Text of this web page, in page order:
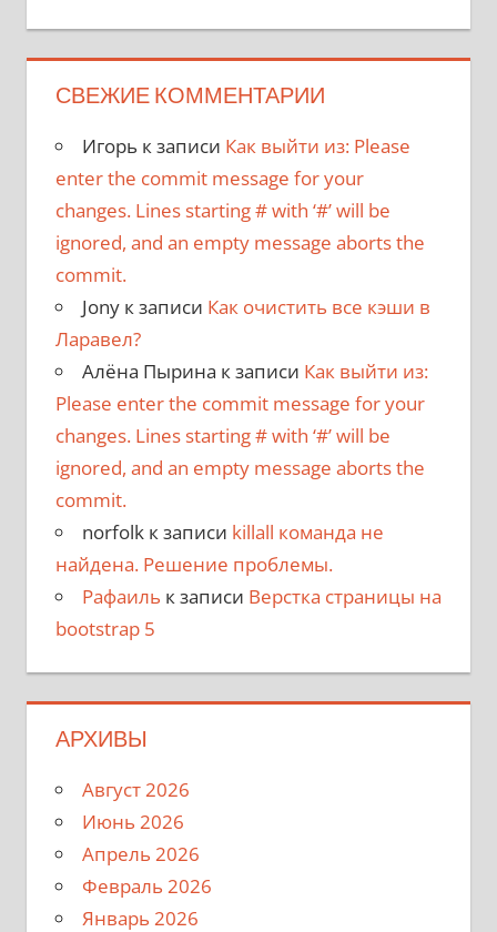
СВЕЖИЕ КОММЕНТАРИИ
Игорь к записи Как выйти из: Please
enter the commit message for your
changes. Lines starting # with ‘#’ will be
ignored, and an empty message aborts the
commit.
Jonyк записи Как очистить все кэши в
Ларавел?
Алёна Пырина к записи Как выйти из:
Please enter the commit message for your
changes. Lines starting # with ‘#’ will be
ignored, and an empty message aborts the
commit.
norfolkк записи killall команда не
найдена. Решение проблемы.
Рафаиль к записи Верстка страницы на
bootstrap 5
АРХИВЫ
Август 2026
Июнь 2026
Апрель 2026
Февраль 2026
Январь 2026